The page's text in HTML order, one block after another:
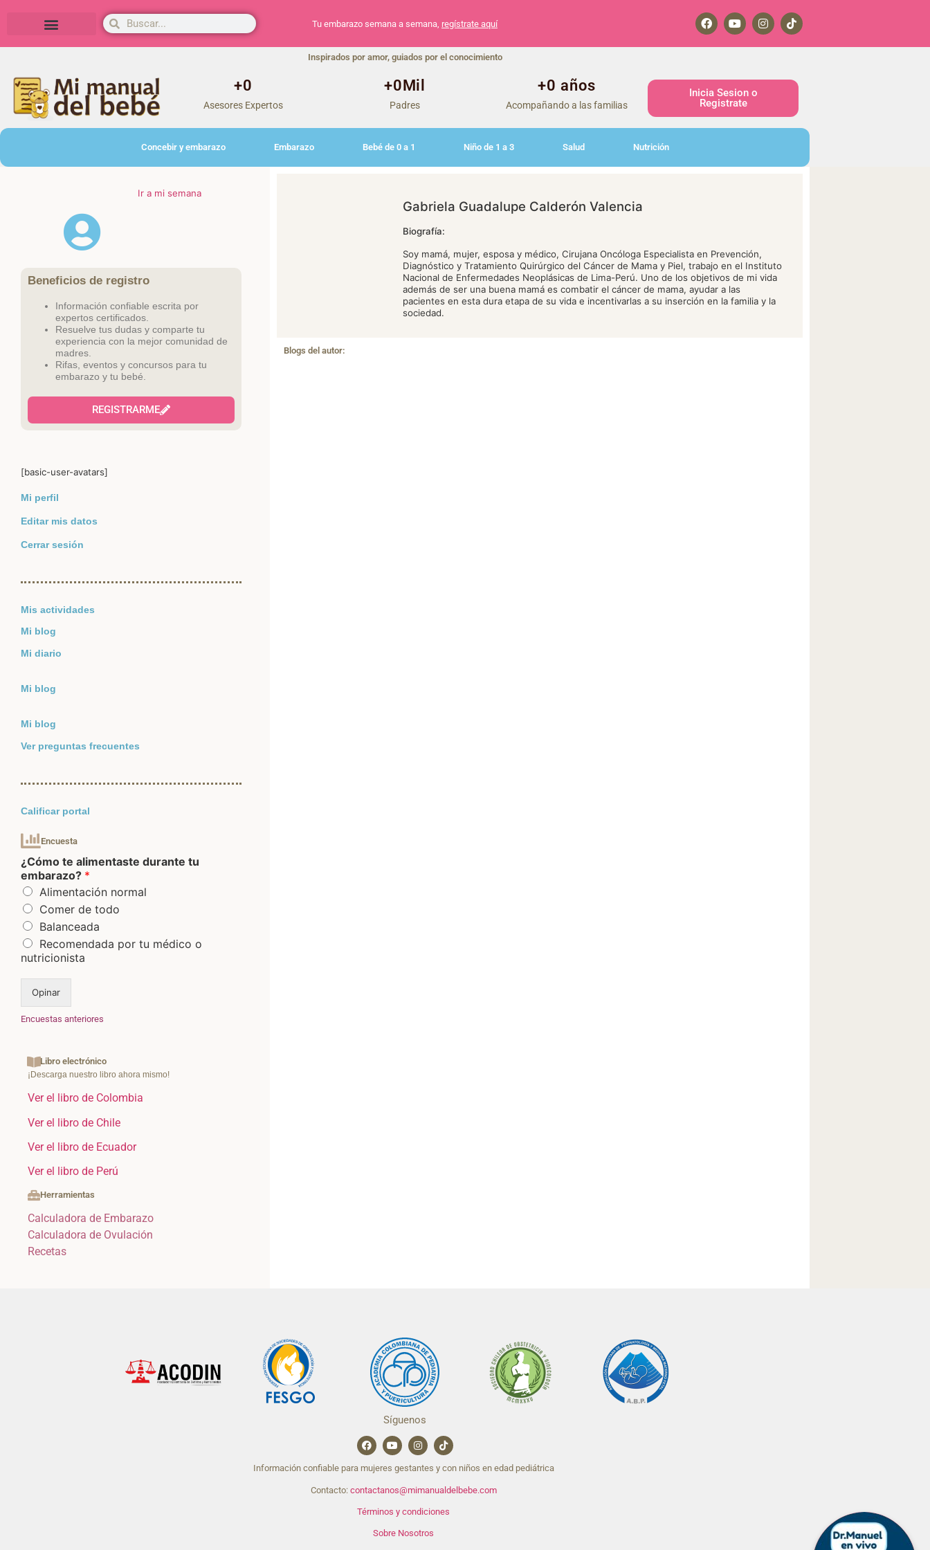
Tu embarazo semana a semana, regístrate aquí
Inspirados por amor, guiados por el conocimiento
Asesores Expertos
+0
Padres
+0Mil
Acompañando a las familias
+0 años
Inicia Sesion o
Registrate
Concebir y embarazo Embarazo Bebé de 0 a 1 Niño de 1 a 3 Salud Nutrición
Ir a mi semana
Beneficios de registro
Información confiable escrita por
expertos certificados.
Resuelve tus dudas y comparte tu
experiencia con la mejor comunidad de
madres.
Rifas, eventos y concursos para tu
embarazo y tu bebé.
REGISTRARME
[basic-user-avatars]
Mi perfil
Editar mis datos
Cerrar sesión
Mis actividades
Mi blog
Mi diario
Mi blog
Mi blog
Ver preguntas frecuentes
Calificar portal
Encuesta
¿Cómo te alimentaste durante tu
embarazo? *
Alimentación normal
Comer de todo
Balanceada
Recomendada por tu médico o
nutricionista
Opinar
Encuestas anteriores
Libro electrónico
¡Descarga nuestro libro ahora mismo!
Ver el libro de Colombia
Ver el libro de Chile
Ver el libro de Ecuador
Ver el libro de Perú
Herramientas
Calculadora de Embarazo
Calculadora de Ovulación
Recetas
Gabriela Guadalupe Calderón Valencia
Biografía:
Soy mamá, mujer, esposa y médico, Cirujana Oncóloga Especialista en Prevención,
Diagnóstico y Tratamiento Quirúrgico del Cáncer de Mama y Piel, trabajo en el Instituto
Nacional de Enfermedades Neoplásicas de Lima-Perú. Uno de los objetivos de mi vida
además de ser una buena mamá es combatir el cáncer de mama, ayudar a las
pacientes en esta dura etapa de su vida e incentivarlas a su inserción en la familia y la
sociedad.
Blogs del autor:
Síguenos
Información confiable para mujeres gestantes y con niños en edad pediátrica
Contacto: contactanos@mimanualdelbebe.com
Términos y condiciones
Sobre Nosotros